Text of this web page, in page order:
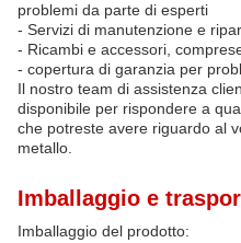
problemi da parte di esperti
- Servizi di manutenzione e
- Ricambi e accessori,
- copertura di garanzia per
Il nostro team di assistenza
disponibile per rispondere a
che potreste avere riguardo al
metallo.
Imballaggio e
Imballaggio del prodotto: